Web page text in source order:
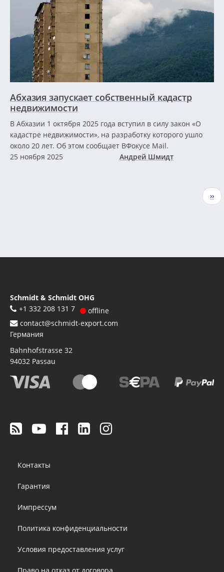
Абхазия запускает собственный кадастр
недвижимости
В Абхазии 1 октября 2025 года вступил в силу закон «О
кадастре недвижимости», на разработку которого ушло
около 20 лет. Об этом сообщает ВФокусе Mail.
25 ноября 2025
Андрей Шмидт
››
Schmidt & Schmidt OHG
+1 332 208 131 7
offline
contact@schmidt-export.com
Германия
Bahnhofstrasse 32
94032 Passau
menu
Контакты
Гарантия
Импрессум
Политика конфиденциальности
Условия предоставления услуг
Право на отказ от договора